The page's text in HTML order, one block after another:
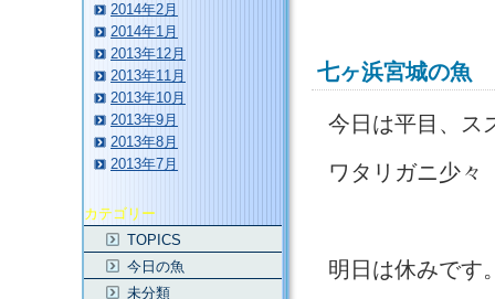
七ヶ浜宮城の魚
今日は平目、ス
ワタリガニ少々
明日は休みです
2014年2月
2014年1月
2013年12月
2013年11月
2013年10月
2013年9月
2013年8月
2013年7月
カテゴリー
TOPICS
今日の魚
未分類